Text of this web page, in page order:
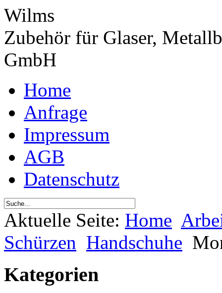
Wilms
Zubehör für Glaser,
GmbH
Home
Anfrage
Impressum
AGB
Datenschutz
Aktuelle Seite: Home
Schürzen Handschuhe
Kategorien